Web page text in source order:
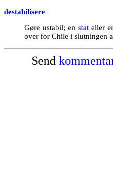
destabilisere
Gøre ustabil; en stateller
over for Chile i slutningen
Send